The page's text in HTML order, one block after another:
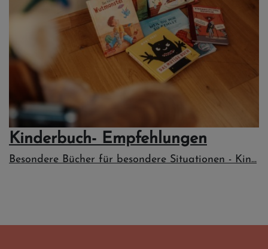
Kinderbuch- Empfehlungen
Besondere Bücher für besondere Situationen - Kin...